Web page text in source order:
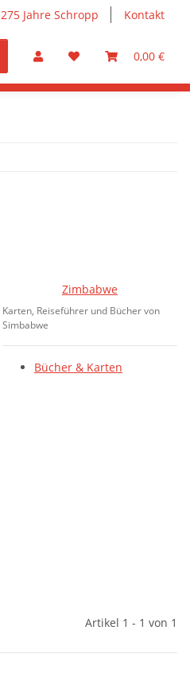
275 Jahre Schropp Kontakt
0,00 €
Zimbabwe
Karten, Reiseführer und Bücher von
Simbabwe
Bücher & Karten
Artikel 1 - 1 von 1